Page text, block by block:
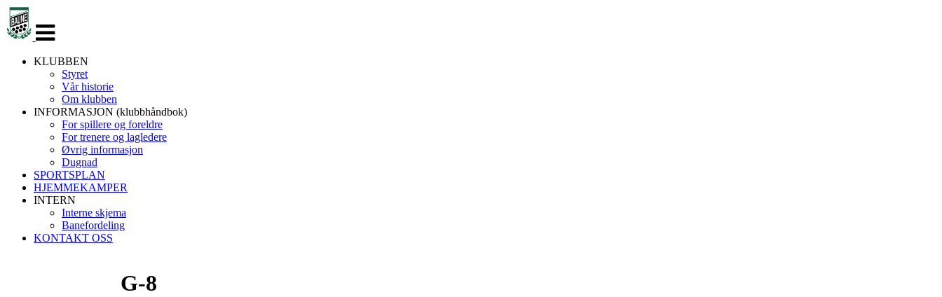
navigasjon
KLUBBEN
Styret
Vår historie
Om klubben
INFORMASJON (klubbhåndbok)
For spillere og foreldre
For trenere og lagledere
Øvrig informasjon
Dugnad
SPORTSPLAN
HJEMMEKAMPER
INTERN
Interne skjema
Banefordeling
KONTAKT OSS
G-8